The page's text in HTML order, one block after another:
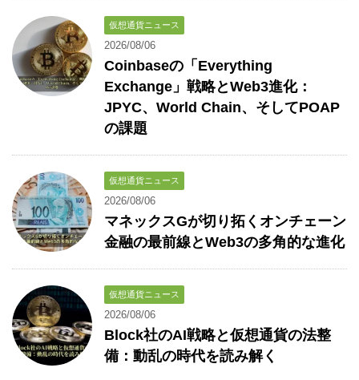
仮想通貨ニュース
2026/08/06
Coinbaseの「Everything
Exchange」戦略とWeb3進化：
JPYC、World Chain、そしてPOAP
の課題
仮想通貨ニュース
2026/08/06
マネックスGが切り拓くオンチェーン
金融の最前線とWeb3の多角的な進化
仮想通貨ニュース
2026/08/06
Block社のAI戦略と仮想通貨の法整
備：動乱の時代を読み解く